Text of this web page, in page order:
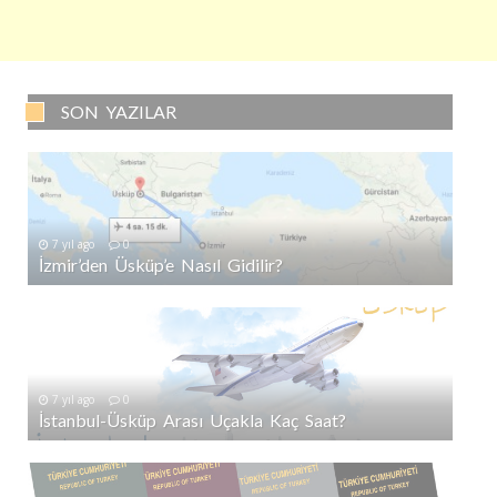
SON YAZILAR
7 yıl ago 0
İzmir’den Üsküp’e Nasıl Gidilir?
7 yıl ago 0
İstanbul-Üsküp Arası Uçakla Kaç Saat?